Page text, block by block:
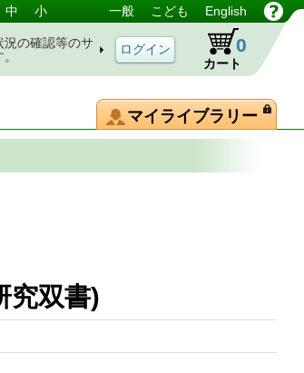
中 小 一般 こども English
況の確認等のサ
カート
0
マイライブラリー
双書)